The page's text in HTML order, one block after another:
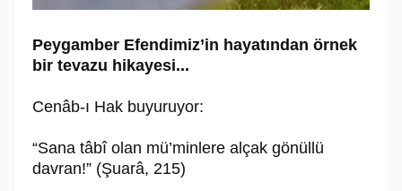
Peygamber Efendimiz’in hayatından örnek
bir tevazu hikayesi...
Cenâb-ı Hak buyuruyor:
“Sana tâbî olan mü’minlere alçak gönüllü
davran!” (Şuarâ, 215)